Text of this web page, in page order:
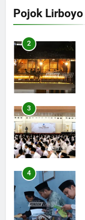
Pojok Lirboyo
3
4
5